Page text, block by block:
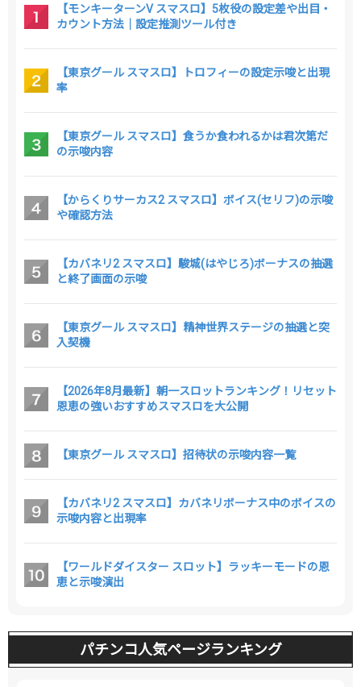
【モンキーターンV スマスロ】5枚役の設定差や出目・
カウント方法｜設定推測ツール付き
【東京グール スマスロ】トロフィーの設定示唆と出現
率
【東京グール スマスロ】食うか食われるかは君次第だ
の示唆内容
【からくりサーカス2 スマスロ】ボイス(セリフ)の示唆
や確認方法
【カバネリ2 スマスロ】駿城(はやじろ)ボーナスの抽選
と終了画面の示唆
【東京グール スマスロ】精神世界ステージの抽選と突
入契機
【2026年8月最新】朝一スロットランキング！リセット
恩恵の強いおすすめスマスロを大公開
【東京グール スマスロ】招待状の示唆内容一覧
【カバネリ2 スマスロ】カバネリボーナス中のボイスの
示唆内容と出現率
【ワールドダイスター スロット】ラッキーモードの恩
恵と示唆演出
パチンコ人気ページランキング